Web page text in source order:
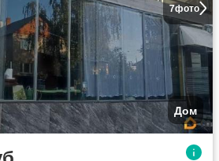
7фото
Дом